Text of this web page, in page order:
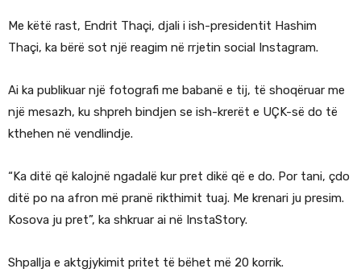
Me këtë rast, Endrit Thaçi, djali i ish-presidentit Hashim
Thaçi, ka bërë sot një reagim në rrjetin social Instagram.
Ai ka publikuar një fotografi me babanë e tij, të shoqëruar me
një mesazh, ku shpreh bindjen se ish-krerët e UÇK-së do të
kthehen në vendlindje.
“Ka ditë që kalojnë ngadalë kur pret dikë që e do. Por tani, çdo
ditë po na afron më pranë rikthimit tuaj. Me krenari ju presim.
Kosova ju pret”, ka shkruar ai në InstaStory.
Shpallja e aktgjykimit pritet të bëhet më 20 korrik.